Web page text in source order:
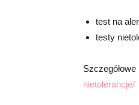
test na
testy
nietolerancje/